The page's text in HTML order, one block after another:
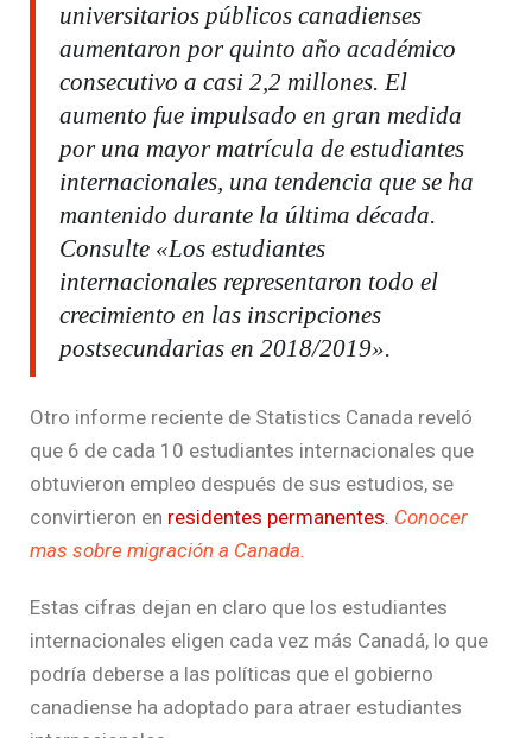
universitarios públicos canadienses
aumentaron por quinto año académico
consecutivo a casi 2,2 millones. El
aumento fue impulsado en gran medida
por una mayor matrícula de estudiantes
internacionales, una tendencia que se ha
mantenido durante la última década.
Consulte «Los estudiantes
internacionales representaron todo el
crecimiento en las inscripciones
postsecundarias en 2018/2019».
Otro informe reciente de Statistics Canada reveló
que 6 de cada 10 estudiantes internacionales que
obtuvieron empleo después de sus estudios, se
convirtieron en residentes permanentes. Conocer
mas sobre migración a Canada.
Estas cifras dejan en claro que los estudiantes
internacionales eligen cada vez más Canadá, lo que
podría deberse a las políticas que el gobierno
canadiense ha adoptado para atraer estudiantes